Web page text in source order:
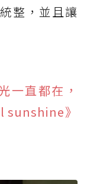
整，並且讓
一直都在，
sunshine》